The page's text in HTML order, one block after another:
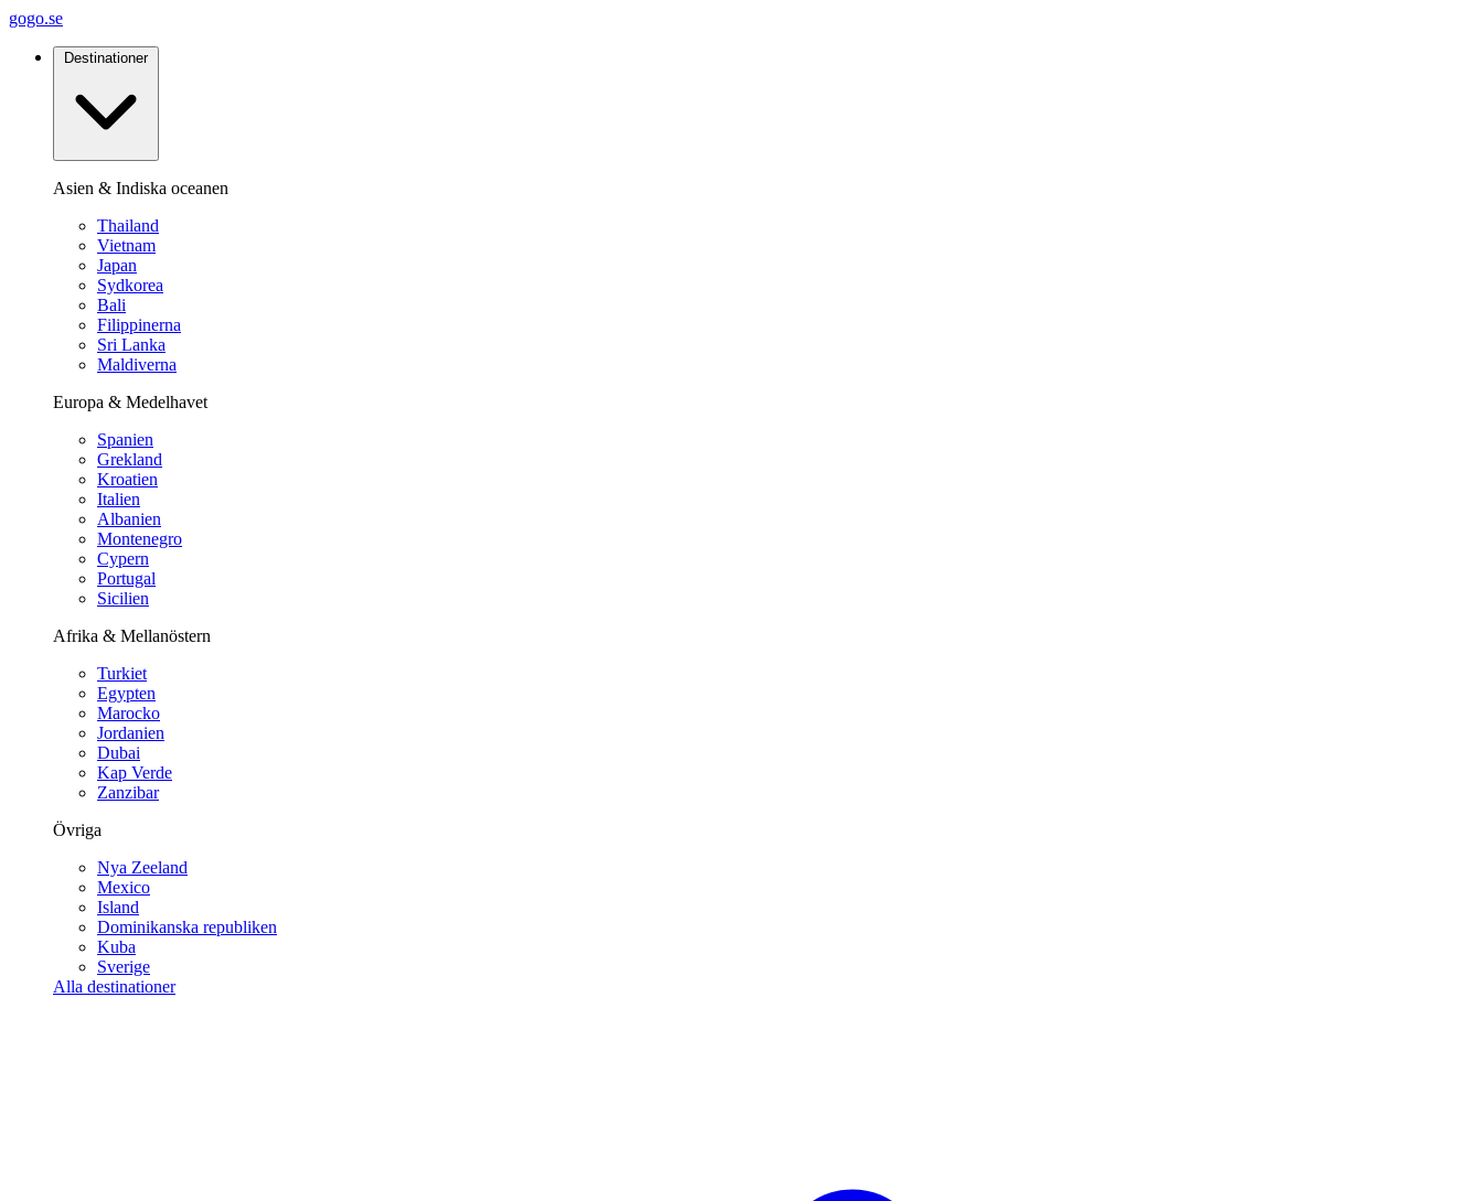
gogo.se
Destinationer
Asien & Indiska oceanen
Thailand
Vietnam
Japan
Sydkorea
Bali
Filippinerna
Sri Lanka
Maldiverna
Europa & Medelhavet
Spanien
Grekland
Kroatien
Italien
Albanien
Montenegro
Cypern
Portugal
Sicilien
Afrika & Mellanöstern
Turkiet
Egypten
Marocko
Jordanien
Dubai
Kap Verde
Zanzibar
Övriga
Nya Zeeland
Mexico
Island
Dominikanska republiken
Kuba
Sverige
Alla destinationer